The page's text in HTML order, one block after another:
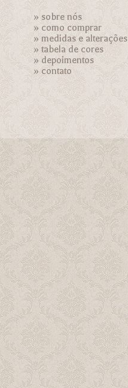
»sobre nós
»como comprar
»medidas e alterações
»tabela de cores
»depoimentos
»contato